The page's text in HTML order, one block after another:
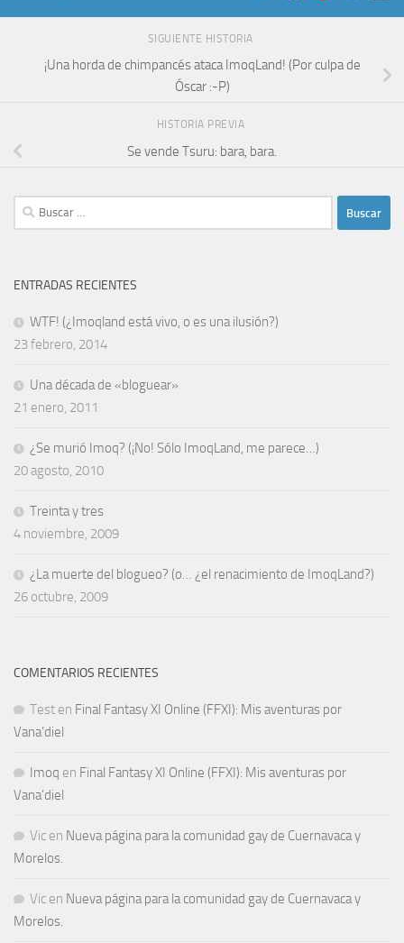
SIGUIENTE HISTORIA
¡Una horda de chimpancés ataca ImoqLand! (Por culpa de
Óscar :-P)
HISTORIA PREVIA
Se vende Tsuru: bara, bara.
Buscar:
ENTRADAS RECIENTES
WTF! (¿Imoqland está vivo, o es una ilusión?)
23 febrero, 2014
Una década de «bloguear»
21 enero, 2011
¿Se murió Imoq? (¡No! Sólo ImoqLand, me parece…)
20 agosto, 2010
Treinta y tres
4 noviembre, 2009
¿La muerte del blogueo? (o… ¿el renacimiento de ImoqLand?)
26 octubre, 2009
COMENTARIOS RECIENTES
Test en Final Fantasy XI Online (FFXI): Mis aventuras por
Vana’diel
Imoq en Final Fantasy XI Online (FFXI): Mis aventuras por
Vana’diel
Vic en Nueva página para la comunidad gay de Cuernavaca y
Morelos.
Vic en Nueva página para la comunidad gay de Cuernavaca y
Morelos.